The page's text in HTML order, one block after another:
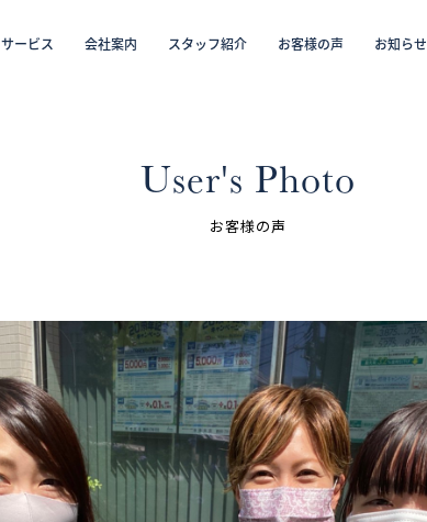
サービス 会社案内 スタッフ紹介 お客様の声 お知らせ
スタッフ紹介（「住まい」のコンサルタント）
お知らせ
採用情報
ログイン
User's Photo
お客様の声